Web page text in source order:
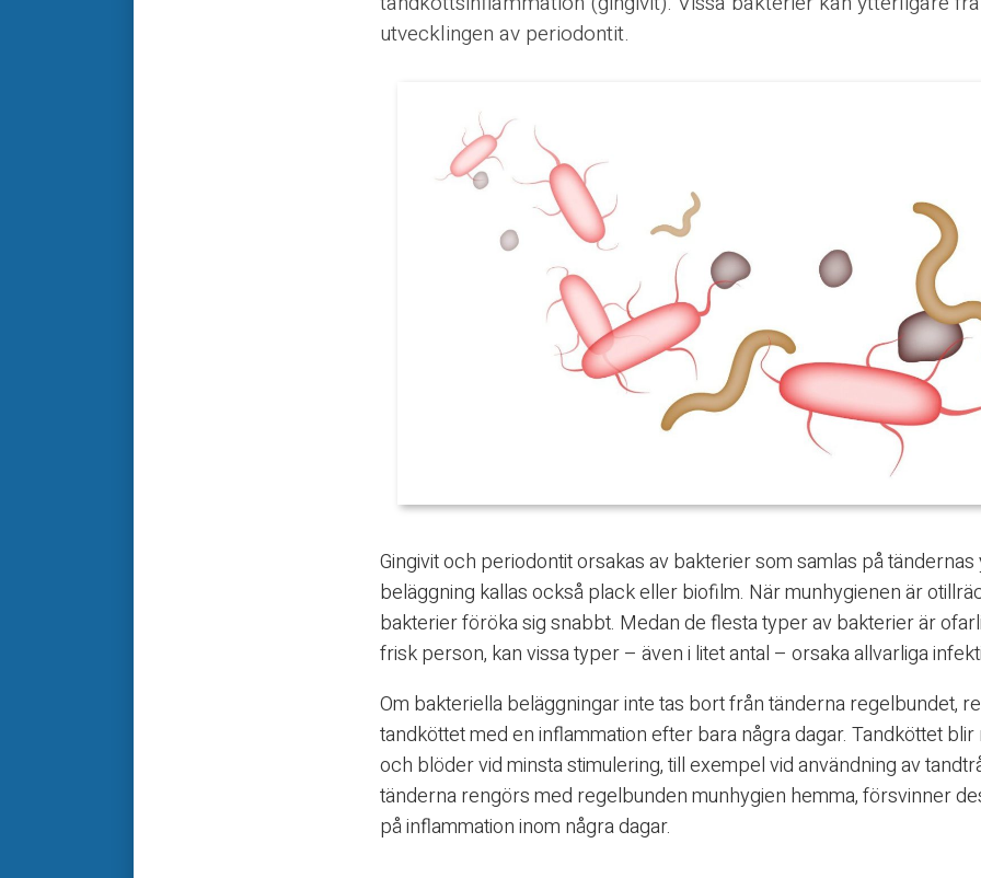
utvecklingen av periodontit.
Gingivit och periodontit orsakas av bakterier som samlas på tändernas
beläggning kallas också plack eller biofilm. När munhygienen är
bakterier föröka sig snabbt. Medan de flesta typer av bakterier är
frisk person, kan vissa typer – även i litet antal – orsaka allvarliga
Om bakteriella beläggningar inte tas bort från tänderna regelbundet,
tandköttet med en inflammation efter bara några dagar. Tandköttet blir
och blöder vid minsta stimulering, till exempel vid användning av
tänderna rengörs med regelbunden munhygien hemma, försvinner
på inflammation inom några dagar.